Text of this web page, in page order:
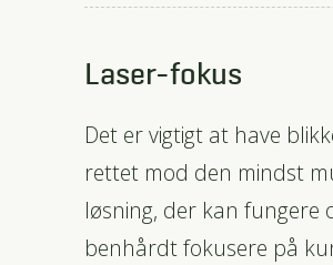
Laser-fokus
Det er vigtigt at have
rettet mod den mindst
løsning, der kan fungere
benhårdt fokusere på